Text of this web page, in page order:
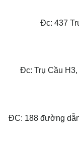
Đc: 437
Đc: Trụ Cầu
ĐC: 188 đường